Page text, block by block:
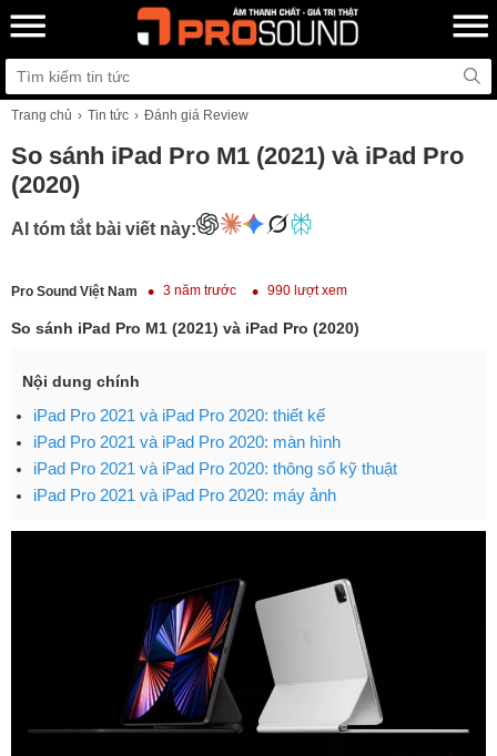
Trang chủ Tin tức Đánh giá Review
So sánh iPad Pro M1 (2021) và iPad Pro
(2020)
AI tóm tắt bài viết này:
Pro Sound Việt Nam 3 năm trước 990 lượt xem
So sánh iPad Pro M1 (2021) và iPad Pro (2020)
Nội dung chính
iPad Pro 2021 và iPad Pro 2020: thiết kế
iPad Pro 2021 và iPad Pro 2020: màn hình
iPad Pro 2021 và iPad Pro 2020: thông số kỹ thuật
iPad Pro 2021 và iPad Pro 2020: máy ảnh